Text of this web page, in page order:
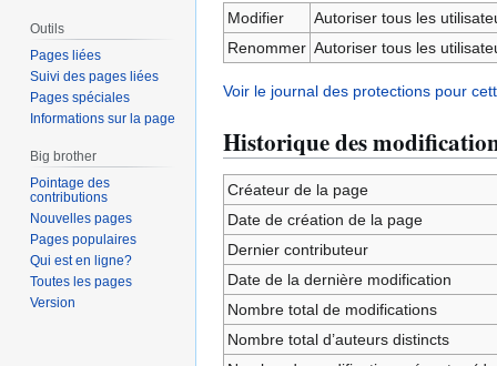
Modifier
Autoriser tous les
Renommer Autoriser tous les
Voir le journal des protections pour
Historique des
Créateur de la page
Date de création de la page
Dernier contributeur
Date de la dernière modification
Nombre total de modifications
Nombre total d’auteurs distincts
Outils
Pages liées
Suivi des pages liées
Pages spéciales
Informations sur la page
Big brother
Pointage des
contributions
Nouvelles pages
Pages populaires
Qui est en ligne?
Toutes les pages
Version